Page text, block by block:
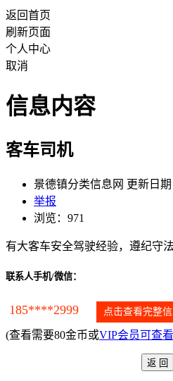
返回首页
刷新页面
个人中心
取消
信息内容
客车司机
景德镇分类信息网 更新日期
举报
浏览：971
有大客车安全驾驶经验，遵纪守
联系人手机/微信：
185****2999 点击查看完整
(查看需要80金币或VIP会员可查看